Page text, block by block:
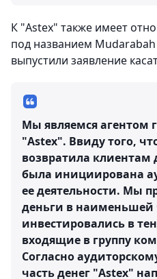
К "Astex" также имеет
под названием
выпустили заявление
Мы являемся агентом
"Astex". Ввиду того,
возвратила
была инициирована
ее деятельности. Мы
деньги в наименьшей
инвестировались в
входящие в группу
Согласно
часть денег "Astex"